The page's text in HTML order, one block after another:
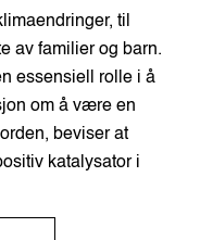
til
av familier og barn.
essensiell rolle i å
om å være en
beviser at
katalysator i